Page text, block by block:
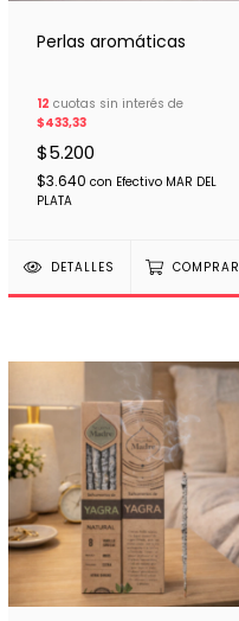
Perlas aromáticas
12 cuotas sin interés de
$433,33
$5.200
$3.640 con Efectivo MAR DEL
PLATA
DETALLES COMPRAR